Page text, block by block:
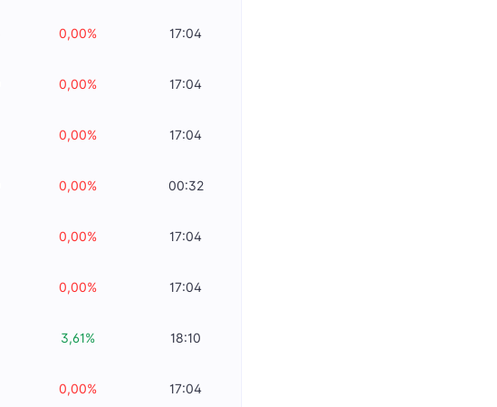
0,00% 17:04
0,00% 17:04
0,00% 17:04
0,00% 00:32
0,00% 17:04
0,00% 17:04
3,61% 18:10
0,00% 17:04